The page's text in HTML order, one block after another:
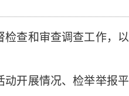
检查和审查调查工作，以
开展情况、检举举报平